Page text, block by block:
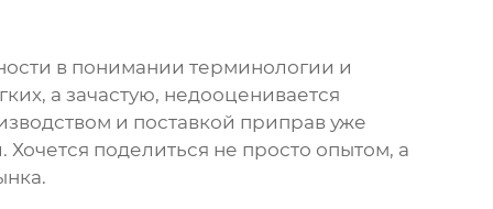
в понимании терминологии и
а зачастую, недооценивается
и поставкой приправ уже
поделиться не просто опытом, а